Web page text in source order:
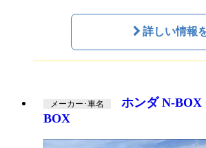
詳しい情報
メーカー･車名
ホンダ N-BOX
BOX